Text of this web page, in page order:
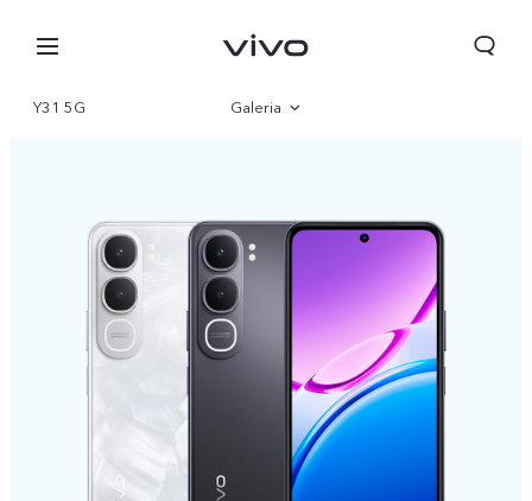
Polska | Wybierz kraj/region
Y31 5G Galeria
Parametry